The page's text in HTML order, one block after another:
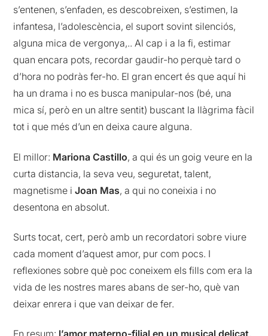
s’entenen, s’enfaden, es descobreixen, s’estimen, la
infantesa, l’adolescència, el suport sovint silenciós,
alguna mica de vergonya,.. Al cap i a la fi, estimar
quan encara pots, recordar gaudir-ho perquè tard o
d’hora no podràs fer-ho. El gran encert és que aquí hi
ha un drama i no es busca manipular-nos (bé, una
mica sí, però en un altre sentit) buscant la llàgrima fàcil
tot i que més d’un en deixa caure alguna.
El millor: Mariona Castillo, a qui és un goig veure en la
curta distancia, la seva veu, seguretat, talent,
magnetisme iJoan Mas, a qui no coneixia i no
desentona en absolut.
Surts tocat, cert, però amb un recordatori sobre viure
cada moment d’aquest amor, pur com pocs. I
reflexiones sobre què poc coneixem els fills com era la
vida de les nostres mares abans de ser-ho, què van
deixar enrera i que van deixar de fer.